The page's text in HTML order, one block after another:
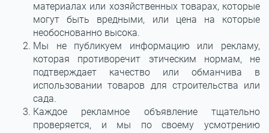
материалах или хозяйственных товарах, которые
могут быть вредными, или цена на которые
необоснованно высока.
Мы не публикуем информацию или рекламу,
которая противоречит этическим нормам, не
подтверждает качество или обманчива в
использовании товаров для строительства или
сада.
Каждое рекламное объявление тщательно
проверяется, и мы по своему усмотрению